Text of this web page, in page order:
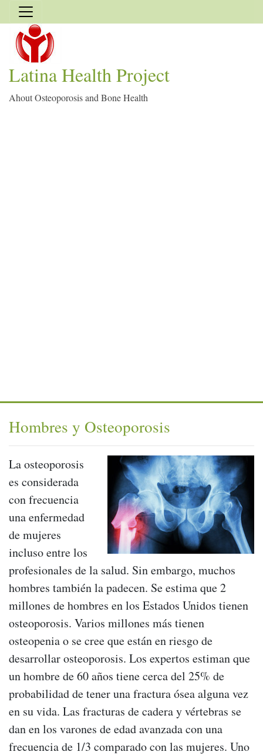
Latina Health Project
Ahout Osteoporosis and Bone Health
Hombres y Osteoporosis
La osteoporosis
es considerada
con frecuencia
una enfermedad
de mujeres
incluso entre los
profesionales de la salud. Sin embargo, muchos
hombres también la padecen. Se estima que 2
millones de hombres en los Estados Unidos tienen
osteoporosis. Varios millones más tienen
osteopenia o se cree que están en riesgo de
desarrollar osteoporosis. Los expertos estiman que
un hombre de 60 años tiene cerca del 25% de
probabilidad de tener una fractura ósea alguna vez
en su vida. Las fracturas de cadera y vértebras se
dan en los varones de edad avanzada con una
frecuencia de 1/3 comparado con las mujeres. Uno